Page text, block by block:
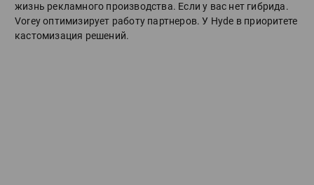
жизнь рекламного производства. Если у вас нет гибрида.
Vorey оптимизирует работу партнеров. У Hyde в приоритете
кастомизация решений.